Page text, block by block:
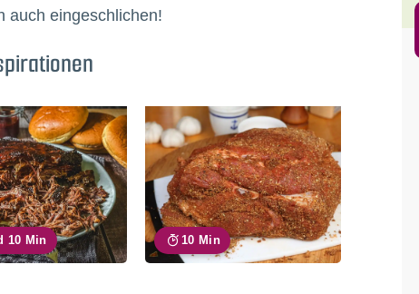
auch eingeschlichen!
10 Min 10 Min